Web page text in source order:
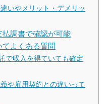
いやメリット・デメリッ
調書で確認が可能
よくある質問
で収入を得ていても確定
や雇用契約との違いって